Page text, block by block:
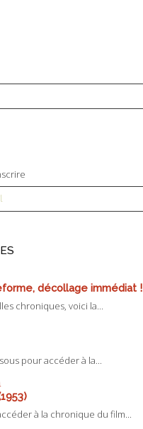
décollage immédiat !
chroniques, voici la...
pour accéder à la...
à la chronique du film...